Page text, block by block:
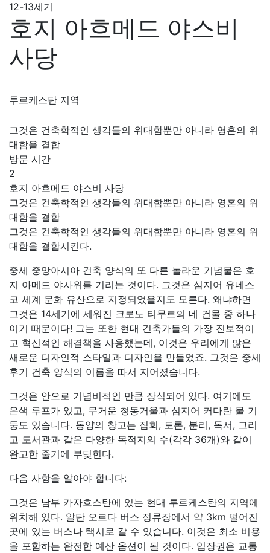
12-13세기
호지 아흐메드 야스비
사당
투르케스탄 지역
그것은 건축학적인 생각들의 위대함뿐만 아니라 영혼의 위
대함을 결합
방문 시간
2
호지 아흐메드 야스비 사당
그것은 건축학적인 생각들의 위대함뿐만 아니라 영혼의 위
대함을 결합
그것은 건축학적인 생각들의 위대함뿐만 아니라 영혼의 위
대함을 결합시킨다.
중세 중앙아시아 건축 양식의 또 다른 놀라운 기념물은 호
지 아메드 야사위를 기리는 것이다. 그것은 심지어 유네스
코 세계 문화 유산으로 지정되었을지도 모른다. 왜냐하면
그것은 14세기에 세워진 크로노 티무르의 네 건물 중 하나
이기 때문이다! 그는 또한 현대 건축가들의 가장 진보적이
고 혁신적인 해결책을 사용했는데, 이것은 우리에게 많은
새로운 디자인적 스타일과 디자인을 만들었죠. 그것은 중세
후기 건축 양식의 이름을 따서 지어졌습니다.
그것은 안으로 기념비적인 만큼 장식되어 있다. 여기에도
은색 루프가 있고, 무거운 청동거울과 심지어 커다란 물 기
둥도 있습니다. 동양의 창고는 집회, 토론, 분리, 독서, 그리
고 도서관과 같은 다양한 목적지의 수(각각 36개)와 같이
완고한 줄기에 부딪힌다.
다음 사항을 알아야 합니다:
그것은 남부 카자흐스탄에 있는 현대 투르케스탄의 지역에
위치해 있다. 알탄 오르다 버스 정류장에서 약 3km 떨어진
곳에 있는 버스나 택시로 갈 수 있습니다. 이것은 최소 비용
을 포함하는 완전한 예산 옵션이 될 것이다. 입장권은 교통